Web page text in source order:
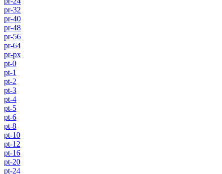
pr-32
pr-40
pr-48
pr-56
pr-64
pr-px
pt-0
pt-1
pt-2
pt-3
pt-4
pt-5
pt-6
pt-8
pt-10
pt-12
pt-16
pt-20
pt-24